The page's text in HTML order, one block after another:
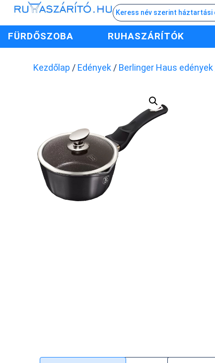
FÜRDŐSZOBA RUHASZÁRÍTÓK
Kezdőlap / Edények / Berlinger Haus edények